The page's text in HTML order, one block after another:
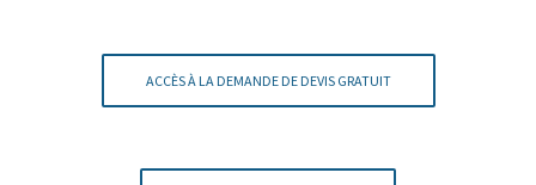
ACCÈS À LA DEMANDE DE DEVIS GRATUIT